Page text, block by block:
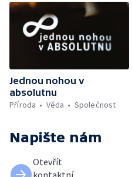
Jednou nohou v
absolutnu
Příroda
Věda Společnost
Napište nám
Otevřít
kontaktní